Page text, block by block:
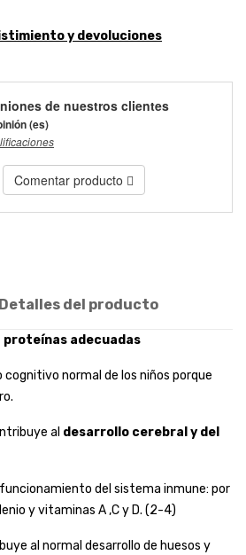
y devoluciones
de nuestros clientes
(es)
Comentar producto
Detalles del producto
proteínas adecuadas
normal de los niños porque
al desarrollo cerebral y del
del sistema inmune: por
y vitaminas A ,C y D. (2-4)
al normal desarrollo de huesos y